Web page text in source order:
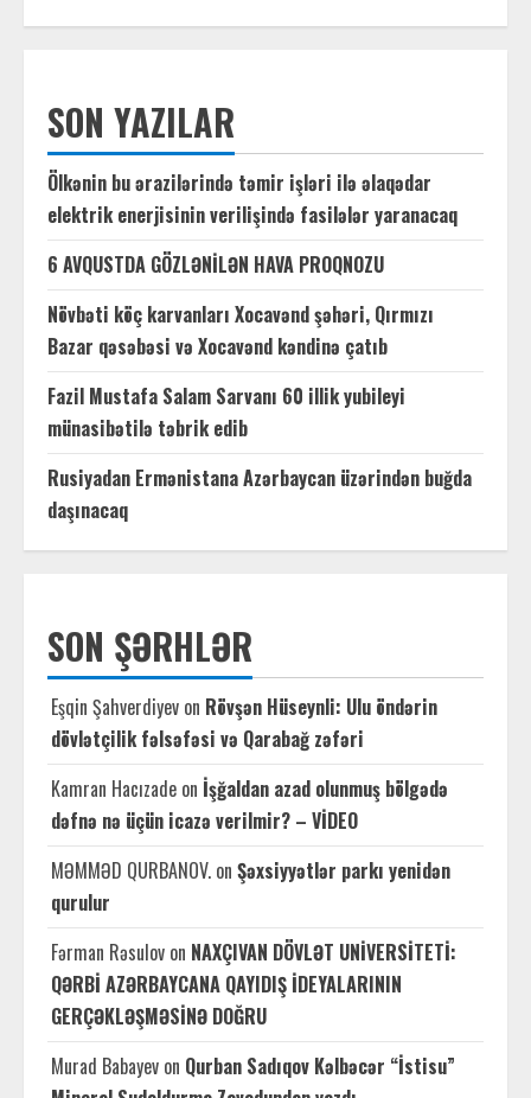
SON YAZILAR
Ölkənin bu ərazilərində təmir işləri ilə əlaqədar
elektrik enerjisinin verilişində fasilələr yaranacaq
6 AVQUSTDA GÖZLƏNİLƏN HAVA PROQNOZU
Növbəti köç karvanları Xocavənd şəhəri, Qırmızı
Bazar qəsəbəsi və Xocavənd kəndinə çatıb
Fazil Mustafa Salam Sarvanı 60 illik yubileyi
münasibətilə təbrik edib
Rusiyadan Ermənistana Azərbaycan üzərindən buğda
daşınacaq
SON ŞƏRHLƏR
Eşqin Şahverdiyev on Rövşən Hüseynli: Ulu öndərin
dövlətçilik fəlsəfəsi və Qarabağ zəfəri
Kamran Hacızade on İşğaldan azad olunmuş bölgədə
dəfnə nə üçün icazə verilmir? – VİDEO
MƏMMƏD QURBANOV. on Şəxsiyyətlər parkı yenidən
qurulur
Fərman Rəsulov on NAXÇIVAN DÖVLƏT UNİVERSİTETİ:
QƏRBİ AZƏRBAYCANA QAYIDIŞ İDEYALARININ
GERÇƏKLƏŞMƏSİNƏ DOĞRU
Murad Babayev on Qurban Sadıqov Kəlbəcər “İstisu”